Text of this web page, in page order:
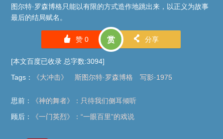
图尔特·罗森博格只能以有限的方式造作地跳出来，以正义为故事
最后的结局赋名。
󰄼 赞 0 赏 󰄯 分享
[本文百度已收录 总字数:3094]
Tags ： 《大冲击》 斯图尔特·罗森博格 写影·1975
思前：
《神的舞者》：只待我们侧耳倾听
顾后：
《一门英烈》：“一眼百里”的戏说